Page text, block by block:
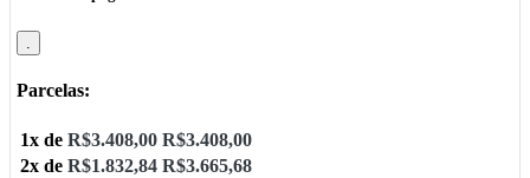
Parcelas:
1x de R$3.408,00 R$3.408,00
2x de R$1.832,84 R$3.665,68